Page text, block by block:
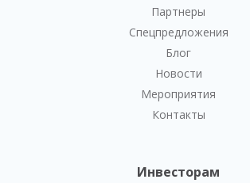
Партнеры
Спецпредложения
Блог
Новости
Мероприятия
Контакты
Инвесторам